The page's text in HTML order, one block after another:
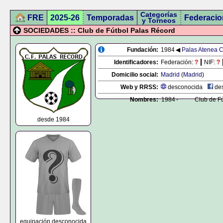
FRE 2025-26 Temporadas Categorías
y Torneos
SOCIEDADES :: Club de Fútbol Palas Récord
desde 1984
equipación desconocida
Fundación: 1984◀ Palas Atenea
Identificadores: Federación: ? NIF: ?
Domicilio social: Madrid (Madrid)
Web y RRSS:
desconocida
Nombres: 1984- Club de